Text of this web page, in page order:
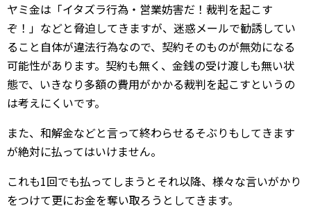
ヤミ金は「イタズラ行為・営業妨害だ！裁判を起こす
ぞ！」などと脅迫してきますが、迷惑メールで勧誘してい
ること自体が違法行為なので、契約そのものが無効になる
可能性があります。契約も無く、金銭の受け渡しも無い状
態で、いきなり多額の費用がかかる裁判を起こすというの
は考えにくいです。
また、和解金などと言って終わらせるそぶりもしてきます
が絶対に払ってはいけません。
これも1回でも払ってしまうとそれ以降、様々な言いがかり
をつけて更にお金を奪い取ろうとしてきます。